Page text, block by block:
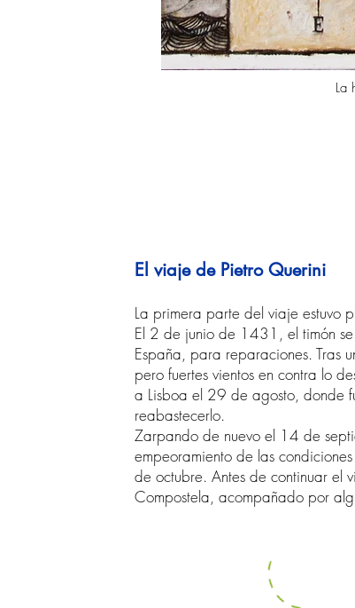
La
El viaje de Pietro Querini
La primera parte del viaje estuvo
El 2 de junio de 1431, el timón
España, para reparaciones. Tras
pero fuertes vientos en contra lo
a Lisboa el 29 de agosto, donde
reabastecerlo.
Zarpando de nuevo el 14 de
empeoramiento de las
de octubre. Antes de continuar el
Compostela, acompañado por